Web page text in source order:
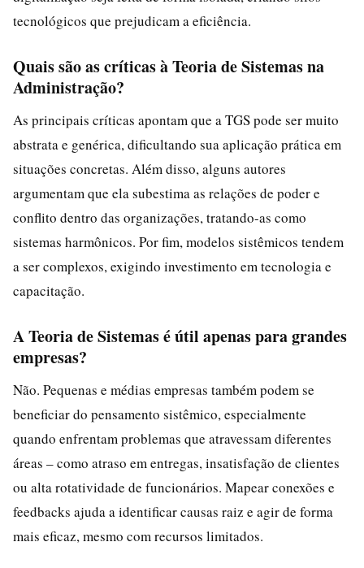
tecnológicos que prejudicam a eficiência.
Quais são as críticas à Teoria de Sistemas na
Administração?
As principais críticas apontam que a TGS pode ser muito
abstrata e genérica, dificultando sua aplicação prática em
situações concretas. Além disso, alguns autores
argumentam que ela subestima as relações de poder e
conflito dentro das organizações, tratando-as como
sistemas harmônicos. Por fim, modelos sistêmicos tendem
a ser complexos, exigindo investimento em tecnologia e
capacitação.
A Teoria de Sistemas é útil apenas para grandes
empresas?
Não. Pequenas e médias empresas também podem se
beneficiar do pensamento sistêmico, especialmente
quando enfrentam problemas que atravessam diferentes
áreas – como atraso em entregas, insatisfação de clientes
ou alta rotatividade de funcionários. Mapear conexões e
feedbacks ajuda a identificar causas raiz e agir de forma
mais eficaz, mesmo com recursos limitados.